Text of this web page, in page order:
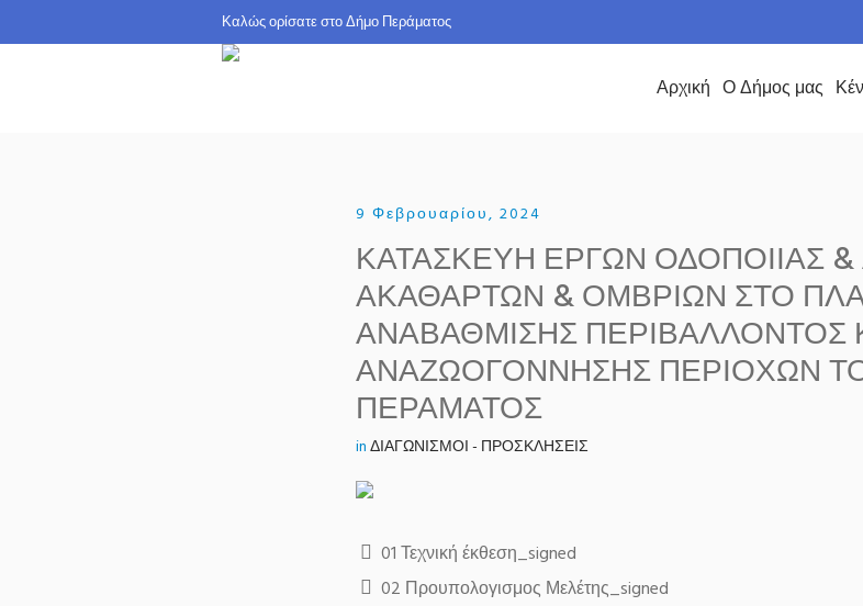
Καλώς ορίσατε στο Δήμο Περάματος
Αρχική Ο Δήμος μας
9 Φεβρουαρίου, 2024
ΚΑΤΑΣΚΕΥΗ ΕΡΓΩΝ ΟΔΟΠΟΙΙΑΣ
ΑΚΑΘΑΡΤΩΝ & ΟΜΒΡΙΩΝ ΣΤΟ
ΑΝΑΒΑΘΜΙΣΗΣ ΠΕΡΙΒΑΛΛΟΝΤΟΣ
ΑΝΑΖΩΟΓΟΝΝΗΣΗΣ ΠΕΡΙΟΧΩΝ
ΠΕΡΑΜΑΤΟΣ
inΔΙΑΓΩΝΙΣΜΟΙ - ΠΡΟΣΚΛΗΣΕΙΣ
01 Τεχνική έκθεση_signed
02 Προυπολογισμος Μελέτης_signed